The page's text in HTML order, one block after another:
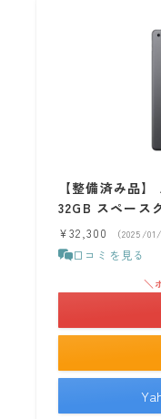
【整備済み品
32GB スペース
¥32,300 （2025/
口コミを見る
＼